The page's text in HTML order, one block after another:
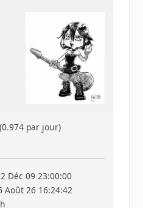
par jour)
Déc 09 23:00:00
Août 26 16:24:42